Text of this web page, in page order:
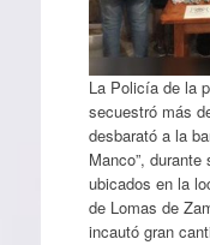
La Policía de la
secuestró más
desbarató a la
Manco”,
ubicados en la
de Lomas de
incautó gran